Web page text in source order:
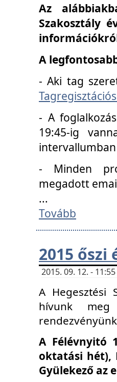
Az
Szakosztály
A
- Aki tag
- A
19:45-ig
- Minden
megadott
...
Tovább
2015
2015. 09. 12. -
A Hegesztési
hívunk
A Félévnyitó
oktatási hét),
Gyülekező az